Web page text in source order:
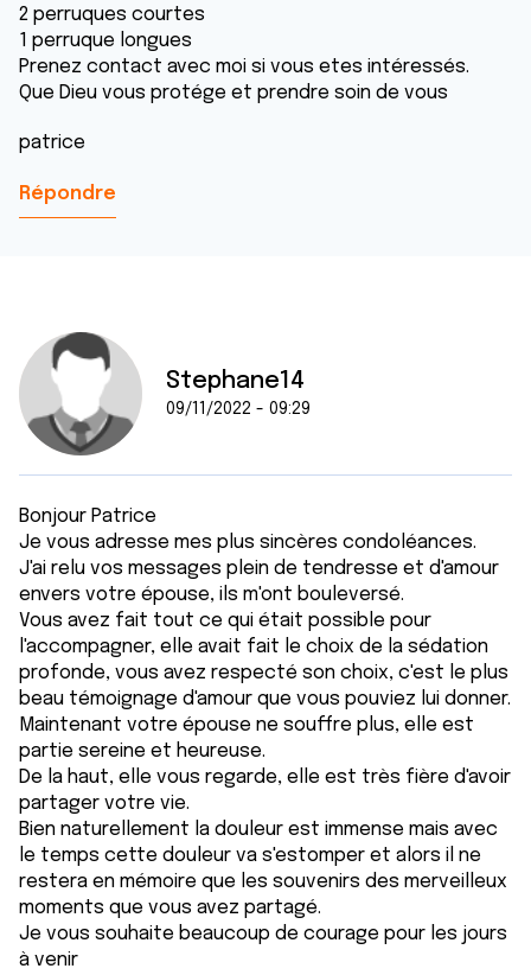
2 perruques courtes
1 perruque longues
Prenez contact avec moi si vous etes intéressés.
Que Dieu vous protége et prendre soin de vous
patrice
Répondre
Stephane14
09/11/2022 - 09:29
Bonjour Patrice
Je vous adresse mes plus sincères condoléances.
J'ai relu vos messages plein de tendresse et d'amour
envers votre épouse, ils m'ont bouleversé.
Vous avez fait tout ce qui était possible pour
l'accompagner, elle avait fait le choix de la sédation
profonde, vous avez respecté son choix, c'est le plus
beau témoignage d'amour que vous pouviez lui donner.
Maintenant votre épouse ne souffre plus, elle est
partie sereine et heureuse.
De la haut, elle vous regarde, elle est très fière d'avoir
partager votre vie.
Bien naturellement la douleur est immense mais avec
le temps cette douleur va s'estomper et alors il ne
restera en mémoire que les souvenirs des merveilleux
moments que vous avez partagé.
Je vous souhaite beaucoup de courage pour les jours
à venir